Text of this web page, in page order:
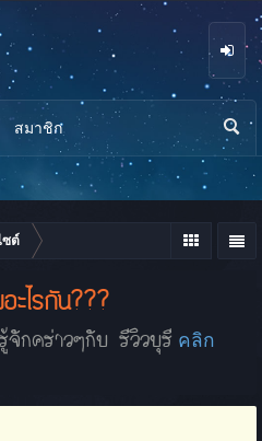
ซต์
ะไรกัน???
จักคร่าวๆกับ รีวิวบุรี คลิก
สมาชิก
นห
า